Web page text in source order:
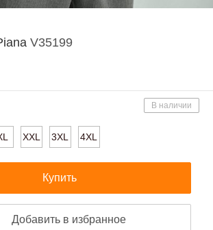
V35199
В наличии
XXL 3XL 4XL
Купить
Добавить в избранное